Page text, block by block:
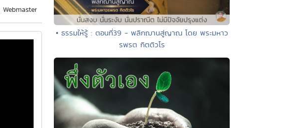
Webmaster
• ธรรมให้รู้ : ตอนที่39 - พลิกฌานสู่ญาณ โดย พระมหาว
รพรต กิตติวโร